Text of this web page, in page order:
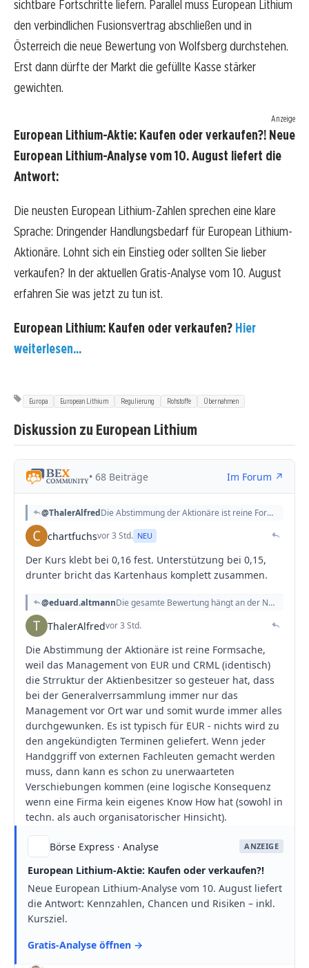
sichtbare Fortschritte liefern. Parallel muss European Lithium
den verbindlichen Fusionsvertrag abschließen und in
Österreich die neue Bewertung von Wolfsberg durchstehen.
Erst dann dürfte der Markt die gefüllte Kasse stärker
gewichten.
Anzeige
European Lithium-Aktie: Kaufen oder verkaufen?! Neue
European Lithium-Analyse vom 10. August liefert die
Antwort:
Die neusten European Lithium-Zahlen sprechen eine klare
Sprache: Dringender Handlungsbedarf für European Lithium-
Aktionäre. Lohnt sich ein Einstieg oder sollten Sie lieber
verkaufen? In der aktuellen Gratis-Analyse vom 10. August
erfahren Sie was jetzt zu tun ist.
European Lithium: Kaufen oder verkaufen? Hier
weiterlesen...
Europa European Lithium Regulierung Rohstoffe Übernahmen
Diskussion zu European Lithium